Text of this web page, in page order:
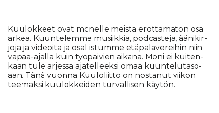
Kuu­lok­keet ovat mo­nel­le meis­tä erot­ta­ma­ton osa
ar­kea. Kuun­te­lem­me mu­siik­kia, pod­cas­te­ja, ää­ni­kir­
jo­ja ja vi­de­oi­ta ja osal­lis­tum­me etä­pa­la­ve­rei­hin niin
va­paa-ajal­la kuin työ­päi­vien ai­ka­na. Moni ei kui­ten­
kaan tule ar­jes­sa aja­tel­leek­si omaa kuun­te­lu­ta­so­
aan. Tänä vuon­na Kuu­lo­liit­to on nos­ta­nut vii­kon
tee­mak­si kuu­lok­kei­den tur­val­li­sen käy­tön.